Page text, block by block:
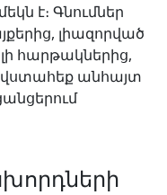
է։ Գնումներ
լիազորված
հարթակներից,
վստահեք անհայտ